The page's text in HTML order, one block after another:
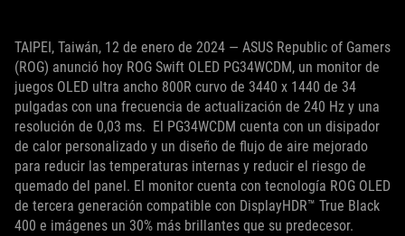
TAIPEI, Taiwán, 12 de enero de 2024 — ASUS Republic of Gamers
(ROG) anunció hoy ROG Swift OLED PG34WCDM, un monitor de
juegos OLED ultra ancho 800R curvo de 3440 x 1440 de 34
pulgadas con una frecuencia de actualización de 240 Hz y una
resolución de 0,03 ms. El PG34WCDM cuenta con un disipador
de calor personalizado y un diseño de flujo de aire mejorado
para reducir las temperaturas internas y reducir el riesgo de
quemado del panel. El monitor cuenta con tecnología ROG OLED
de tercera generación compatible con DisplayHDR™ True Black
400 e imágenes un 30% más brillantes que su predecesor.